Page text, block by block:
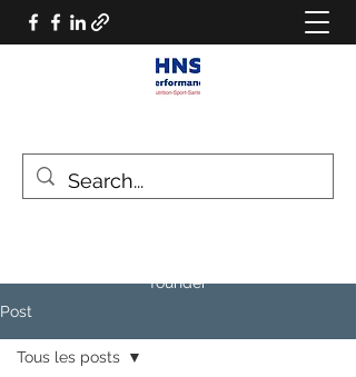
founder
Post
Tous les posts